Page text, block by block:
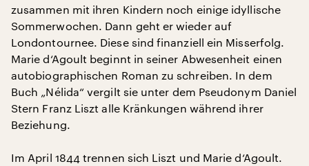
zusammen mit ihren Kindern noch einige idyllische
Sommerwochen. Dann geht er wieder auf
Londontournee. Diese sind finanziell ein Misserfolg.
Marie d‘Agoult beginnt in seiner Abwesenheit einen
autobiographischen Roman zu schreiben. In dem
Buch „Nélida“ vergilt sie unter dem Pseudonym Daniel
Stern Franz Liszt alle Kränkungen während ihrer
Beziehung.
Im April 1844 trennen sich Liszt und Marie d‘Agoult.